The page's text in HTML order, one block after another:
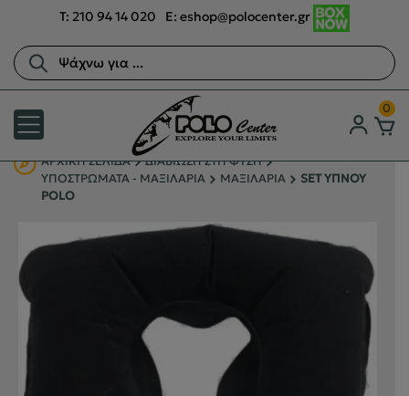
T: 210 94 14 020 E:eshop@polocenter.gr
0
Αναζήτηση
προϊόντων
ΑΡΧΙΚΉ ΣΕΛΊΔΑ
ΔΙΑΒΙΩΣΗ ΣΤΗ ΦΥΣΗ
ΥΠΟΣΤΡΩΜΑΤΑ - ΜΑΞΙΛΑΡΙΑ
ΜΑΞΙΛΑΡΙΑ
SET ΥΠΝΟΥ
POLO